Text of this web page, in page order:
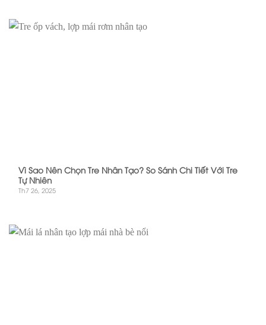
Vì Sao Nên Chọn Tre Nhân Tạo? So Sánh Chi Tiết Với Tre
Tự Nhiên
Th7 26, 2025